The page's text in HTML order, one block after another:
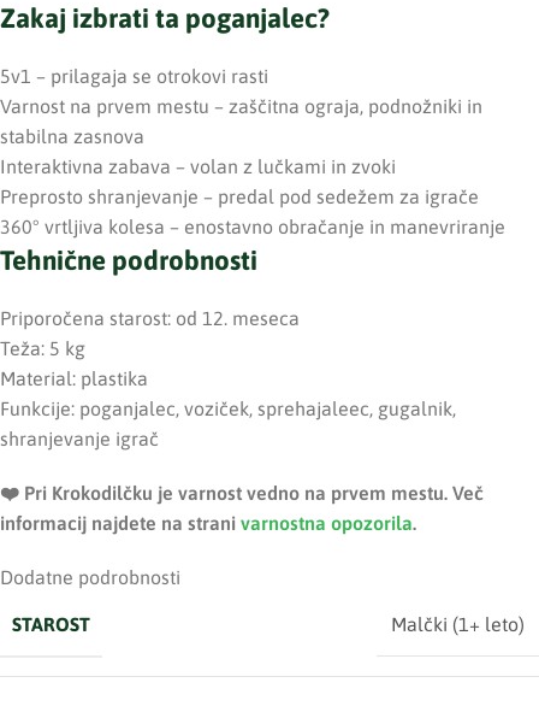
Zakaj izbrati ta poganjalec?
5v1 – prilagaja se otrokovi rasti
Varnost na prvem mestu – zaščitna ograja, podnožniki in
stabilna zasnova
Interaktivna zabava – volan z lučkami in zvoki
Preprosto shranjevanje – predal pod sedežem za igrače
360° vrtljiva kolesa – enostavno obračanje in manevriranje
Tehnične podrobnosti
Priporočena starost: od 12. meseca
Teža: 5 kg
Material: plastika
Funkcije: poganjalec, voziček, sprehajaleec, gugalnik,
shranjevanje igrač
❤️ ️Pri Krokodilčku je varnost vedno na prvem mestu. Več
informacij najdete na strani varnostna opozorila.
Dodatne podrobnosti
STAROST Malčki (1+ leto)